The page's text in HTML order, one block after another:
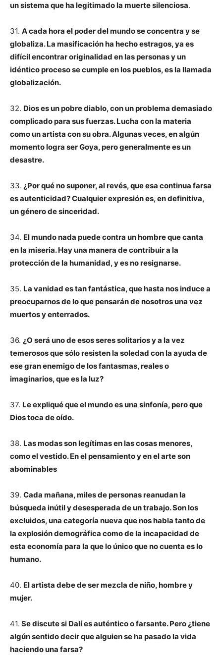
un sistema que ha legitimado la muerte silenciosa.
31. A cada hora el poder del mundo se concentra y se
globaliza. La masificación ha hecho estragos, ya es
difícil encontrar originalidad en las personas y un
idéntico proceso se cumple en los pueblos, es la llamada
globalización.
32. Dios es un pobre diablo, con un problema demasiado
complicado para sus fuerzas. Lucha con la materia
como un artista con su obra. Algunas veces, en algún
momento logra ser Goya, pero generalmente es un
desastre.
33. ¿Por qué no suponer, al revés, que esa continua farsa
es autenticidad? Cualquier expresión es, en definitiva,
un género de sinceridad.
34. El mundo nada puede contra un hombre que canta
en la miseria. Hay una manera de contribuir a la
protección de la humanidad, y es no resignarse.
35. La vanidad es tan fantástica, que hasta nos induce a
preocuparnos de lo que pensarán de nosotros una vez
muertos y enterrados.
36. ¿O será uno de esos seres solitarios y a la vez
temerosos que sólo resisten la soledad con la ayuda de
ese gran enemigo de los fantasmas, reales o
imaginarios, que es la luz?
37. Le expliqué que el mundo es una sinfonía, pero que
Dios toca de oído.
38. Las modas son legítimas en las cosas menores,
como el vestido. En el pensamiento y en el arte son
abominables
39. Cada mañana, miles de personas reanudan la
búsqueda inútil y desesperada de un trabajo. Son los
excluidos, una categoría nueva que nos habla tanto de
la explosión demográfica como de la incapacidad de
esta economía para la que lo único que no cuenta es lo
humano.
40. El artista debe de ser mezcla de niño, hombre y
mujer.
41. Se discute si Dalí es auténtico o farsante. Pero ¿tiene
algún sentido decir que alguien se ha pasado la vida
haciendo una farsa?